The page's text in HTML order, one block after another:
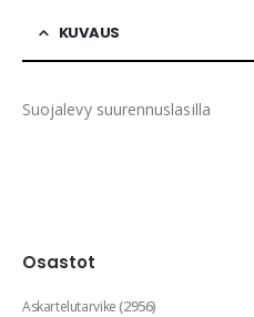
KUVAUS
Suojalevy suurennuslasilla
Osastot
Askartelutarvike(2956)